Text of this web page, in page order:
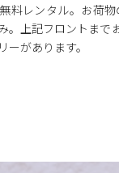
料レンタル。お荷
。上記フロントま
ーがあります。